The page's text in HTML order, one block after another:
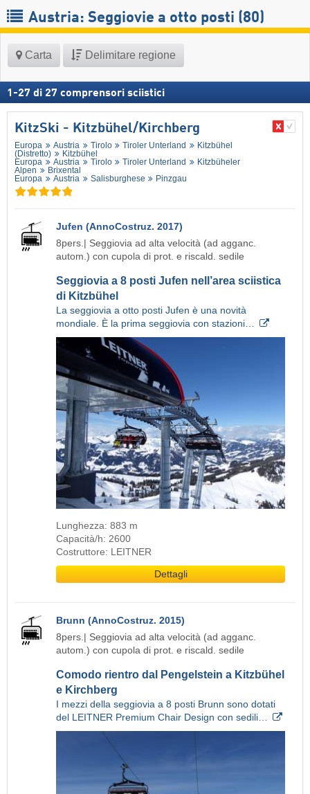
Austria: Seggiovie a otto posti (80)
Carta Delimitare regione
1 -27 di 27 comprensori sciistici
KitzSki - Kitzbühel/​Kirchberg
Europa Austria Tirolo Tiroler Unterland
Kitzbühel
(Distretto)
Kitzbühel
Europa
Austria Tirolo Tiroler Unterland
Kitzbüheler
Alpen
Brixental
Europa
Austria Salisburghese Pinzgau
Jufen (AnnoCostruz. 2017)
8pers.| Seggiovia ad alta velocità (ad agganc.
autom.) con cupola di prot. e riscald. sedile
Seggiovia a 8 posti Jufen nell’area sciistica
di Kitzbühel
La seggiovia a otto posti Jufen è una novità
mondiale. È la prima seggiovia con stazioni…
Lunghezza: 883 m
Capacità/h: 2600
Costruttore: LEITNER
Dettagli
Brunn (AnnoCostruz. 2015)
8pers.| Seggiovia ad alta velocità (ad agganc.
autom.) con cupola di prot. e riscald. sedile
Comodo rientro dal Pengelstein a Kitzbühel
e Kirchberg
I mezzi della seggiovia a 8 posti Brunn sono dotati
del LEITNER Premium Chair Design con sedili…